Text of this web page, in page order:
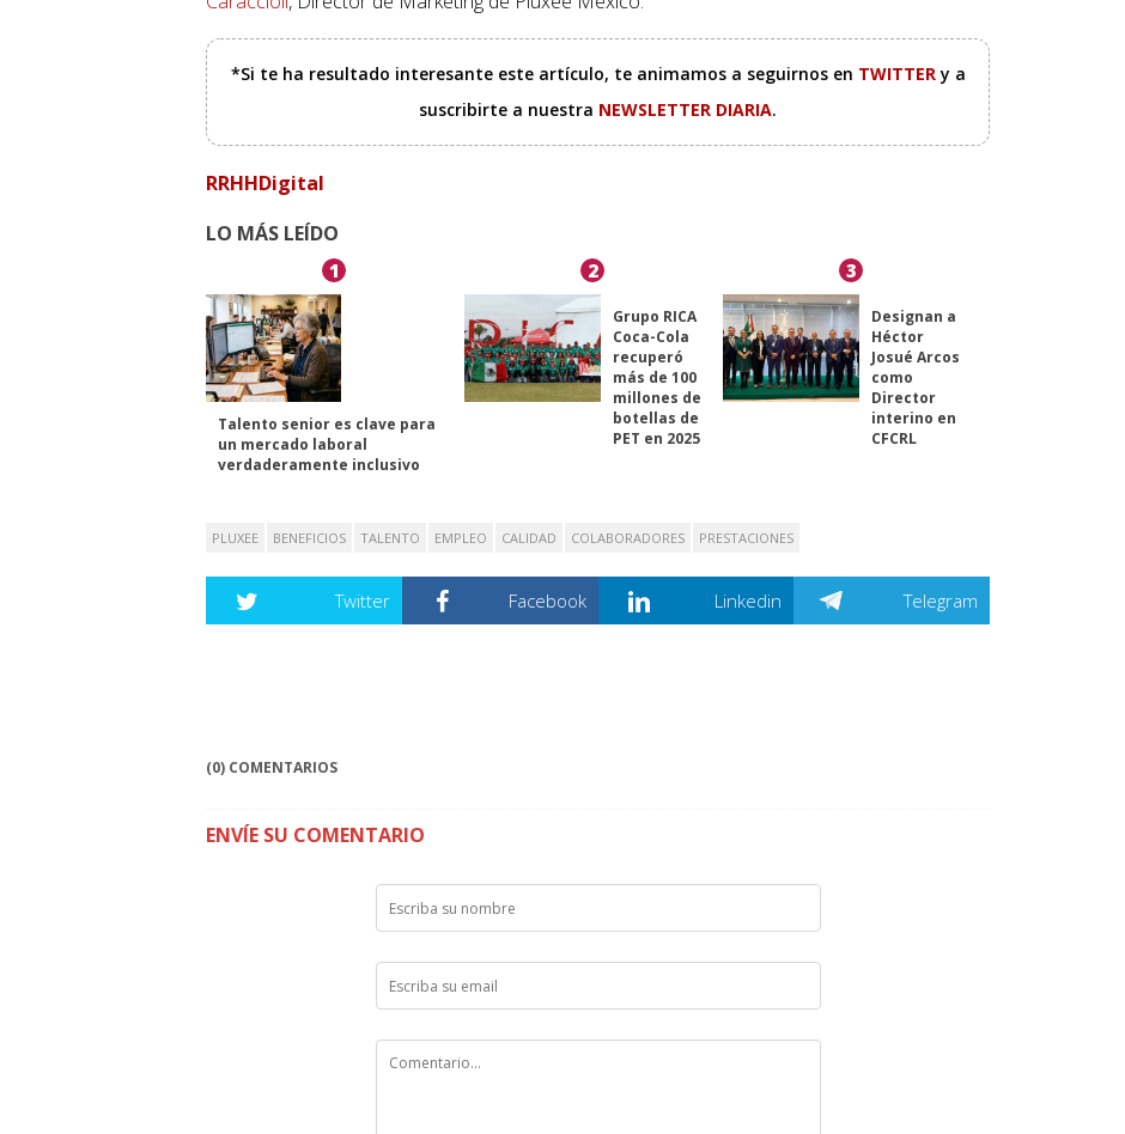
*Si te ha resultado interesante este artículo, te animamos a seguirnos en TWITTERy a
suscribirte a nuestra NEWSLETTER DIARIA.
RRHHDigital
LO MÁS LEÍDO
1
Talento senior es clave para
un mercado laboral
verdaderamente inclusivo
2
Grupo RICA
Coca-Cola
recuperó
más de 100
millones de
botellas de
PET en 2025
3
Designan a
Héctor
Josué Arcos
como
Director
interino en
CFCRL
PLUXEE BENEFICIOS TALENTO EMPLEO CALIDAD COLABORADORES PRESTACIONES
Twitter Facebook Linkedin Telegram
(0) COMENTARIOS
ENVÍE SU COMENTARIO